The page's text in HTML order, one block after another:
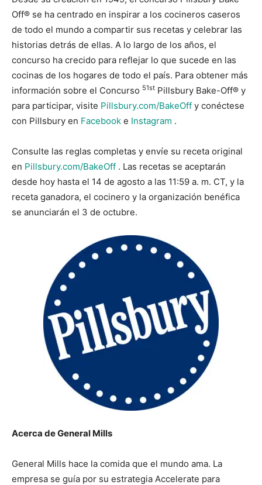
Off® se ha centrado en inspirar a los cocineros caseros
de todo el mundo a compartir sus recetas y celebrar las
historias detrás de ellas. A lo largo de los años, el
concurso ha crecido para reflejar lo que sucede en las
cocinas de los hogares de todo el país. Para obtener más
información sobre el Concurso 51st Pillsbury Bake-Off® y
para participar, visite Pillsbury.com/BakeOff y conéctese
con Pillsbury en Facebook e Instagram .
Consulte las reglas completas y envíe su receta original
en Pillsbury.com/BakeOff . Las recetas se aceptarán
desde hoy hasta el 14 de agosto a las 11:59 a. m. CT, y la
receta ganadora, el cocinero y la organización benéfica
se anunciarán el 3 de octubre.
Acerca de General Mills
General Mills hace la comida que el mundo ama. La
empresa se guía por su estrategia Accelerate para